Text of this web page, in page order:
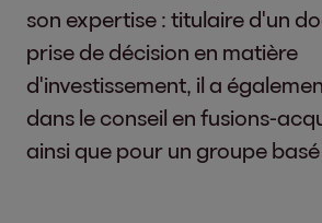
son expertise : titulaire d'un
prise de décision en matière
d'investissement, il a
dans le conseil en fusions-
ainsi que pour un groupe